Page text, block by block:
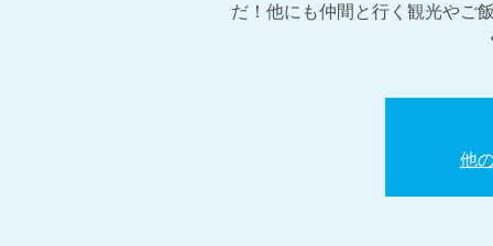
だ！他にも仲間と行く観光やご
他